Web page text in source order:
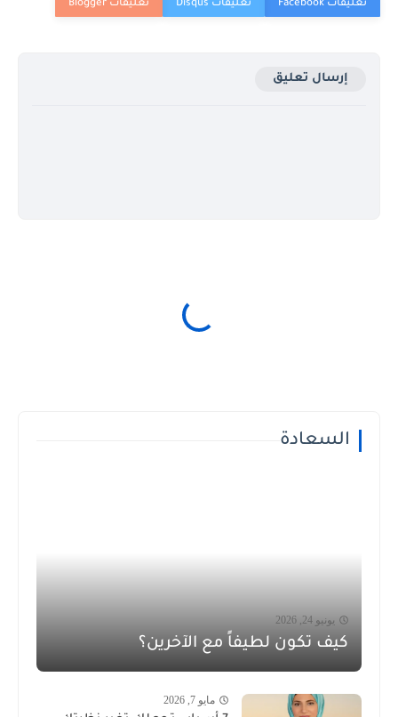
إرسال تعليق
السعادة
يونيو 24, 2026
كيف تكون لطيفاً مع الآخرين؟
مايو 7, 2026